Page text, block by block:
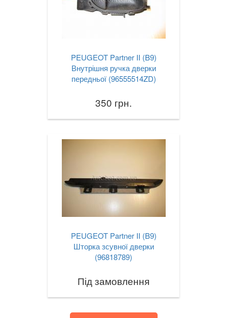
PEUGEOT Partner II (B9)
Внутрішня ручка дверки
передньої (96555514ZD)
350 грн.
PEUGEOT Partner II (B9)
Шторка зсувної дверки
(96818789)
Під замовлення